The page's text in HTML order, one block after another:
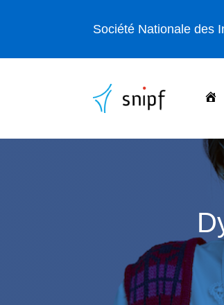
Société Nationale des